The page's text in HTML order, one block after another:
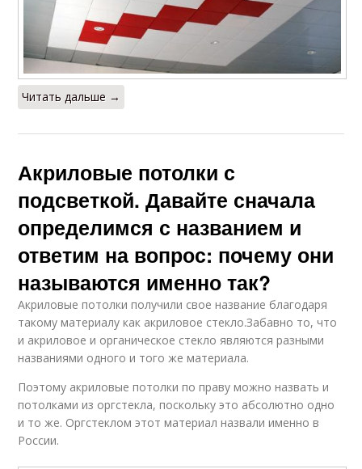
Читать дальше →
Акриловые потолки с
подсветкой. Давайте сначала
определимся с названием и
ответим на вопрос: почему они
называются именно так?
Акриловые потолки получили свое название благодаря
такому материалу как акриловое стекло.Забавно то, что
и акриловое и органическое стекло являются разными
названиями одного и того же материала.
Поэтому акриловые потолки по праву можно назвать и
потолками из оргстекла, поскольку это абсолютно одно
и то же. Оргстеклом этот материал назвали именно в
России.